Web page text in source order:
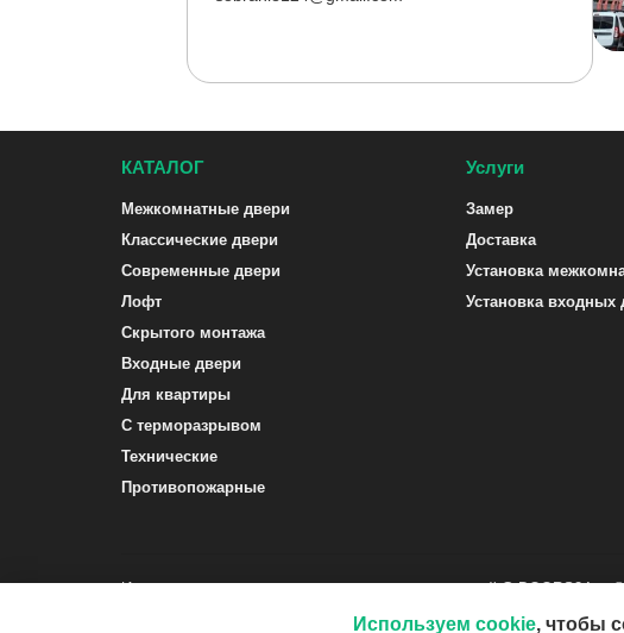
КАТАЛОГ
Межкомнатные двери
Классические двери
Современные двери
Лофт
Скрытого монтажа
Входные двери
Для квартиры
С терморазрывом
Технические
Противопожарные
Услуги
Замер
Доставка
Установка
Установка входных
Интернет-магазин межкомнатных и входных дверей G-DOORS24.ru ©
Используем cookie, чтобы